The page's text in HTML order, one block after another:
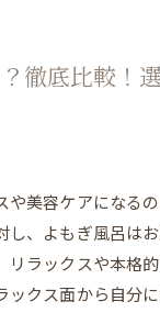
徹底比較！
美容ケアになる
、よもぎ風呂は
ラックスや本格
クス面から自分